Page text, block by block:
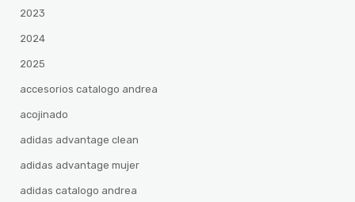
2023
2024
2025
accesorios catalogo andrea
acojinado
adidas advantage clean
adidas advantage mujer
adidas catalogo andrea